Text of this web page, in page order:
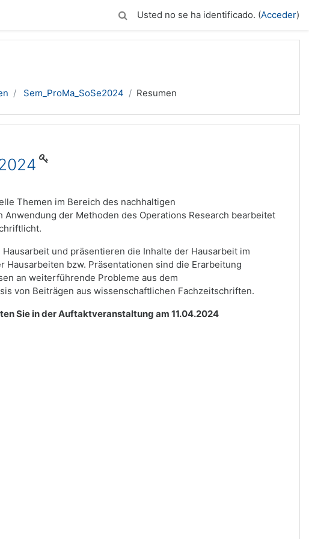
Usted no se ha identificado. (Acceder)
Sem_ProMa_SoSe2024 Resumen
Themen im Bereich des nachhaltigen
Anwendung der Methoden des Operations Research bearbeitet
und präsentieren die Inhalte der Hausarbeit im
Hausarbeiten bzw. Präsentationen sind die Erarbeitung
an weiterführende Probleme aus dem
von Beiträgen aus wissenschaftlichen Fachzeitschriften.
Sie in der Auftaktveranstaltung am 11.04.2024